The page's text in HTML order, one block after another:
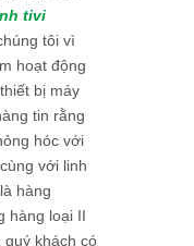
tivi
tôi vì
hoạt động
bị máy
tin rằng
hóc với
với linh
hàng
hàng loại II
quý khách có